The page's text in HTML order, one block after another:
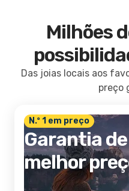
Milhões
Das joias locais aos
preço
N.º 1 em preço
Garantia de
melhor